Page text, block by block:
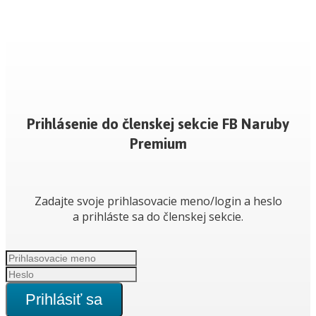
Prihlásenie do členskej sekcie FB Naruby
Premium
Zadajte svoje prihlasovacie meno/login a heslo
a prihláste sa do členskej sekcie.
Prihlásiť sa